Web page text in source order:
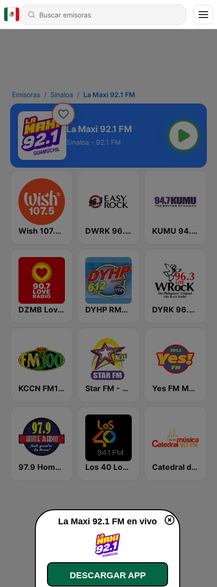
Emisoras Sinaloa La Maxi 92.1 FM
La Maxi 92.1 FM
Sinaloa - 92.1 FM
Wish 107.5 FM DWRK 96.3 Easy Rock Manila KUMU 94.7 FM
DZMB Love Radio 90.7 FM DYHP RMN Cebu DYRK 96.3 WRocK
KCCN FM100 The Legend (US Only) Star FM - Manila Yes FM Manila 101.1
97.9 Home Radio Los 40 Los Mochis Catedral de la Música
La Maxi 92.1 FM en vivo
DESCARGAR APP